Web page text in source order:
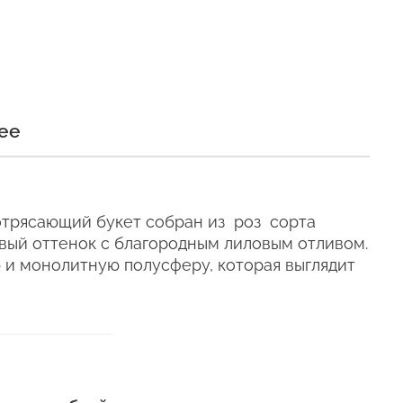
букет собран из роз сорта
оттенок с благородным лиловым отливом.
монолитную полусферу, которая выглядит
сумках).